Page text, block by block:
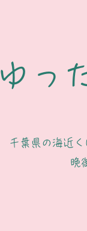
ゆっ
千葉県の海近
晩